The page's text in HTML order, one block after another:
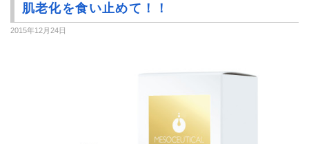
肌老化を食い止めて！！
2015年12月24日